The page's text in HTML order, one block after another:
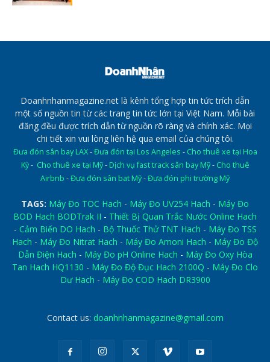
Doanhnhanmagazine.net là kênh tổng hợp tin tức trích dẫn
một số nguồn tin từ các trang tin tức lớn tại Việt Nam. Mỗi bài
đăng đều được trích dẫn từ nguồn rõ ràng và chính xác. Mọi
chi tiết xin vui lòng liên hệ qua email của chúng tôi.
Đưa đón sân bay LAX-Đưa đón tại Los Angeles - Cho thuê xe tại Hoa
Kỳ- Cho thuê xe tại Mỹ- Dịch vụ fast track sân bay Mỹ- Cho thuê
Airbnb -Đưa đón sân bat Mỹ-Đưa đón phi trường Mỹ
TAGS: Máy Đo TOC Hach - Máy Đo UV254 Hach - Máy Đo
BOD Hach BODTrak II - Thiết Bị Quan Trắc Nước Online Hach
- Cảm Biến DO Hach - Bộ Thuốc Thử TNT Hach - Máy Đo TSS
Hach - Máy Đo Nitrat Hach - Máy Đo Amoni Hach - Máy Đo Độ
Dẫn Điện Hach - Máy Đo pH Online Hach - Máy Đo Oxy Hòa
Tan Hach HQ1130 - Máy Đo Độ Đục Hach 2100Q - Máy Đo Clo
Dư Hach - Máy Đo COD Hach DR3900
Contact us: doanhnhanmagazine@gmail.com